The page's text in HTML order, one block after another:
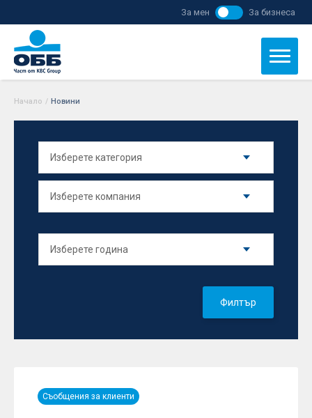
За мен За бизнеса
Начало / Новини
Филтър
Съобщения за клиенти